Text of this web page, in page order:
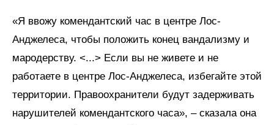
«Я ввожу комендантский час в центре Лос-
Анджелеса, чтобы положить конец вандализму и
мародерству. <...> Если вы не живете и не
работаете в центре Лос-Анджелеса, избегайте этой
территории. Правоохранители будут задерживать
нарушителей комендантского часа», – сказала она